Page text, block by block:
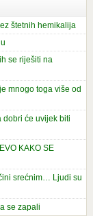
štetnih hemikalija
se riješiti na
mnogo toga više od
dobri će uvijek biti
KAKO SE
srećnim… Ljudi su
se zapali